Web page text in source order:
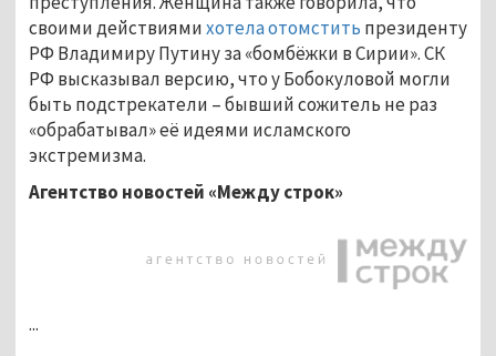
своими действиямихотела отомстить президенту
РФ Владимиру Путину за «бомбёжки в Сирии». СК
РФ высказывал версию, что у Бобокуловой могли
быть подстрекатели – бывший сожитель не раз
«обрабатывал» её идеями исламского
экстремизма.
Агентство новостей «Между строк»
...